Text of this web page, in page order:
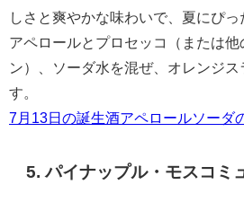
しさと爽やかな味わいで、夏にぴっ
アペロールとプロセッコ（または他
ン）、ソーダ水を混ぜ、オレンジ
す。
7月13日の誕生酒アペロールソーダ
5. パイナップル・モスコミ